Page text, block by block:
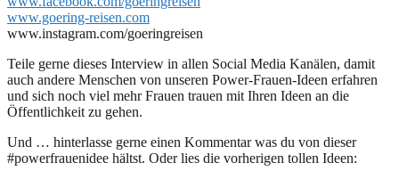
www.goering-reisen.com
www.instagram.com/goeringreisen
Teile gerne dieses Interview in allen Social Media Kanälen, damit
auch andere Menschen von unseren Power-Frauen-Ideen erfahren
und sich noch viel mehr Frauen trauen mit Ihren Ideen an die
Öffentlichkeit zu gehen.
Und … hinterlasse gerne einen Kommentar was du von dieser
#powerfrauenidee hältst. Oder lies die vorherigen tollen Ideen: